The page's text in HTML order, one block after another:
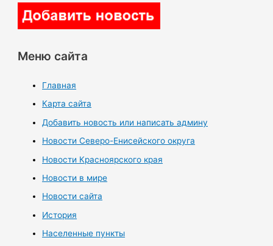
Меню сайта
Главная
Карта сайта
Добавить новость или написать админу
Новости Северо-Енисейского округа
Новости Красноярского края
Новости в мире
Новости сайта
История
Населенные пункты